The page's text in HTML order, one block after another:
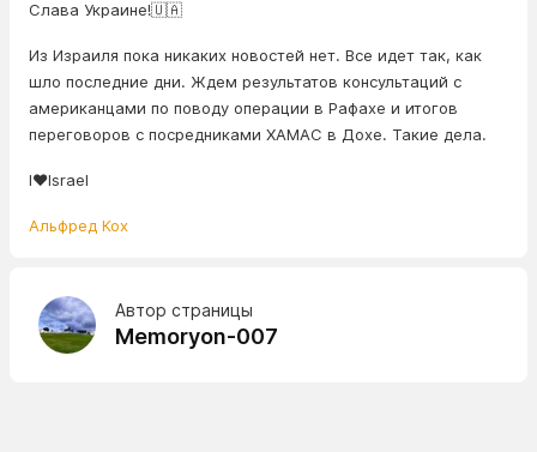
Слава Украине!🇺🇦
Из Израиля пока никаких новостей нет. Все идет так, как
шло последние дни. Ждем результатов консультаций с
американцами по поводу операции в Рафахе и итогов
переговоров с посредниками ХАМАС в Дохе. Такие дела.
I❤️Israel
Альфред Кох
Автор страницы
Memoryon-007